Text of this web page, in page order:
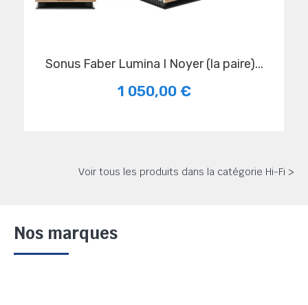
Sonus Faber Lumina I Noyer (la paire)...
1 050,00 €
Voir tous les produits dans la catégorie Hi-Fi >
Nos marques